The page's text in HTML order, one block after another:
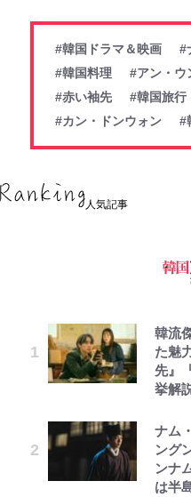
#韓国ドラマ＆映画
#
#韓国料理
#アン・ウ
#赤い袖先
#韓国旅行
#カン・ドンウォン
#
人気記事
韓流
た魅
先』
挙解
ナム
ング
ンナ
は半